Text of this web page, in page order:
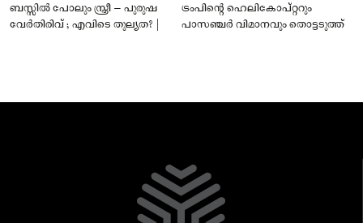
ബസ്സിൽ പോലും സ്ത്രീ – പുരുഷ
വേർതിരിവ് ; എവിടെ തുല്യത? |
ട്രംപിന്റെ ഹെലികോപ്റ്ററും
പാസഞ്ചര്‍ വിമാനവും തൊട്ടടുത്ത്